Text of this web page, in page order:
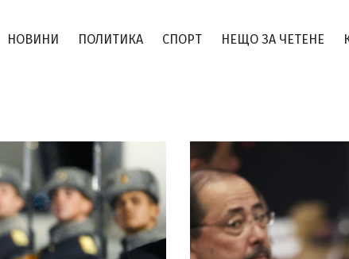
НОВИНИ ПОЛИТИКА СПОРТ НЕЩО ЗА ЧЕТЕНЕ